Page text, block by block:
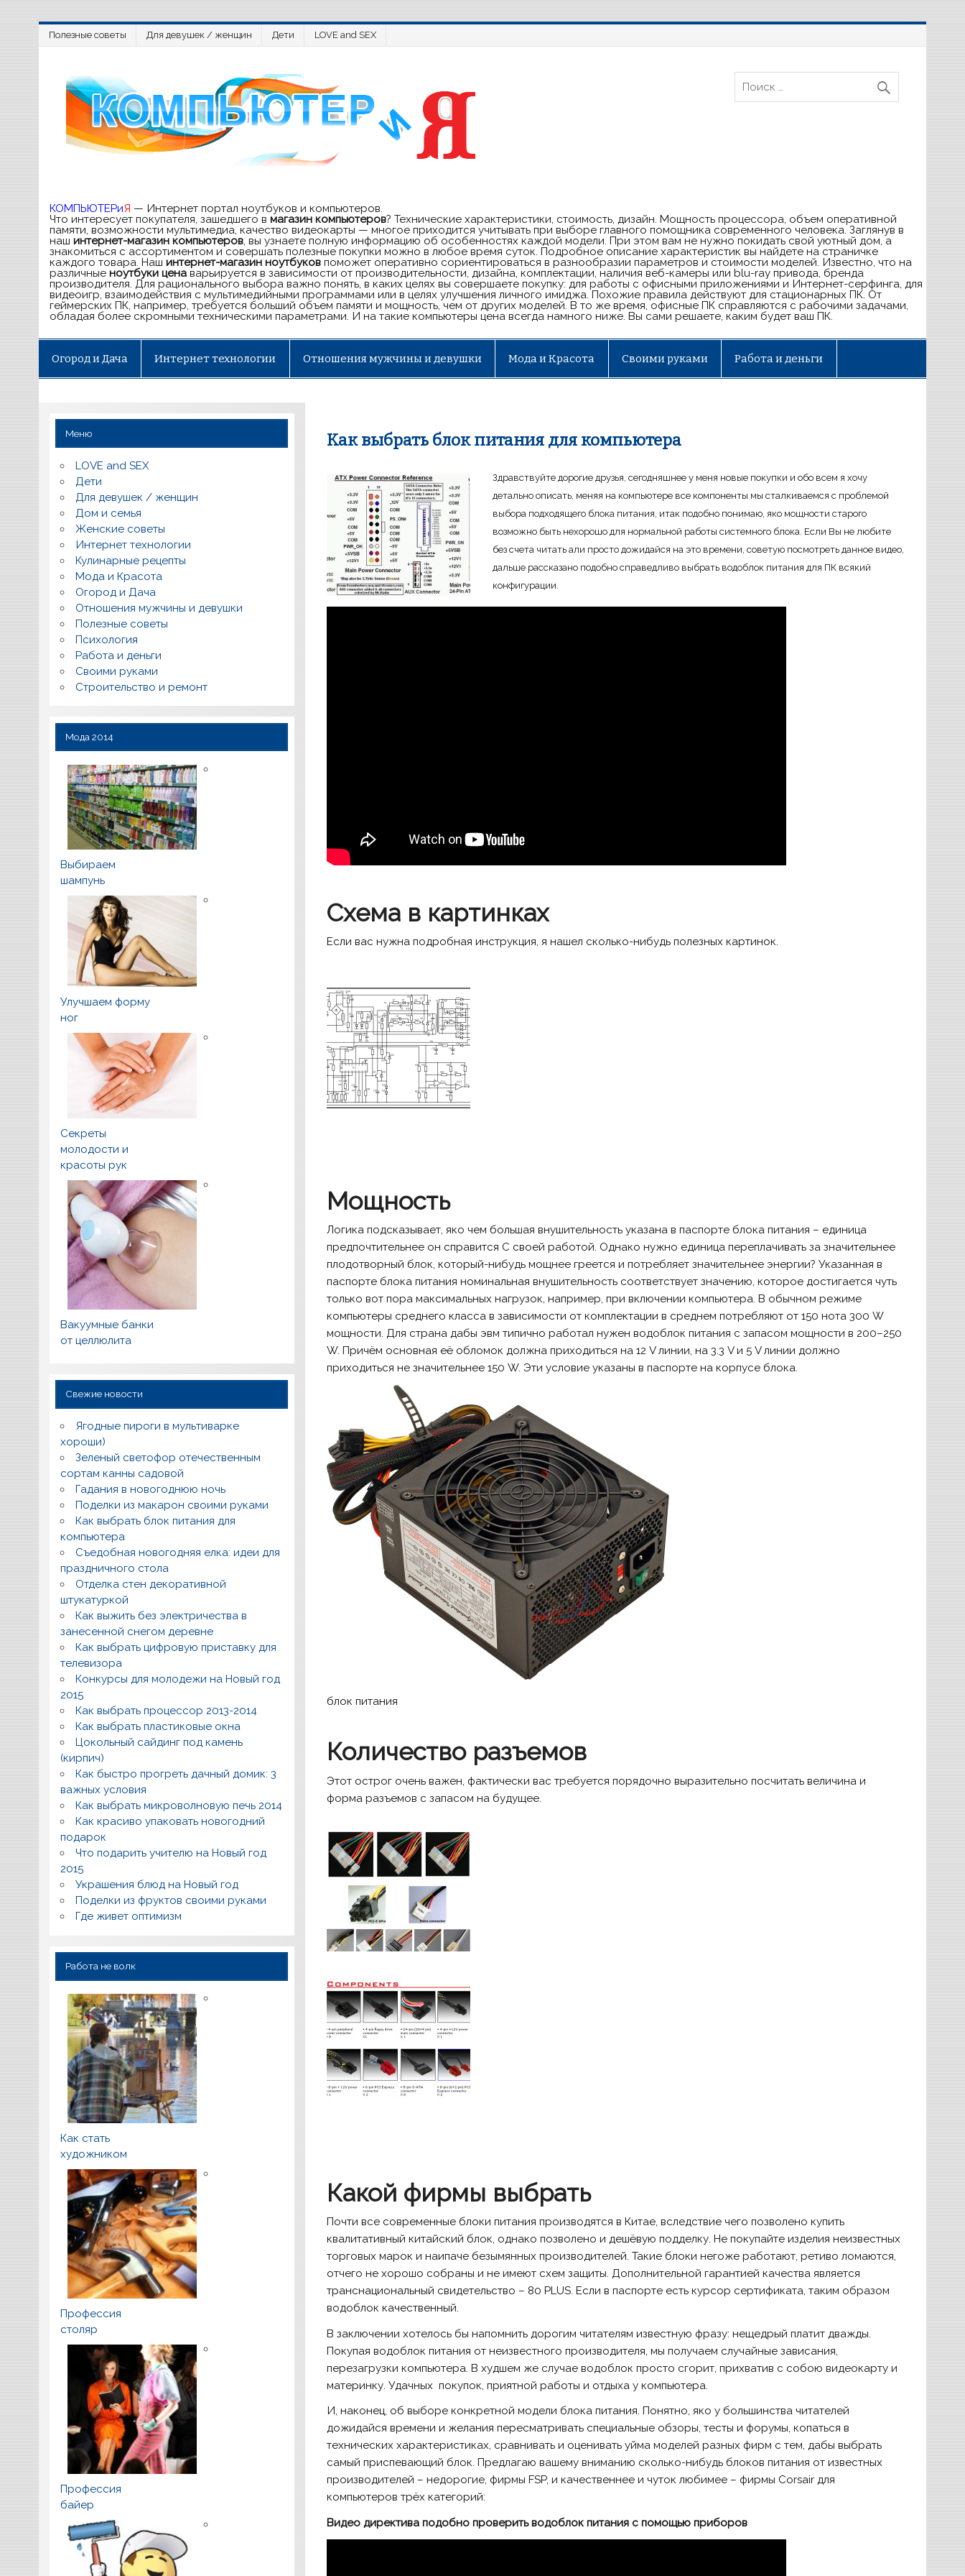
Полезные советы Для девушек / женщин Дети LOVE and SEX
КОМПЬЮТЕРиЯ — Интернет портал ноутбуков и компьютеров.
Что интересует покупателя, зашедшего в магазин компьютеров? Технические характеристики, стоимость, дизайн. Мощность процессора, объем оперативной
памяти, возможности мультимедиа, качество видеокарты — многое приходится учитывать при выборе главного помощника современного человека. Заглянув в
наш интернет-магазин компьютеров, вы узнаете полную информацию об особенностях каждой модели. При этом вам не нужно покидать свой уютный дом, а
знакомиться с ассортиментом и совершать полезные покупки можно в любое время суток. Подробное описание характеристик вы найдете на страничке
каждого товара. Наш интернет-магазин ноутбуковпоможет оперативно сориентироваться в разнообразии параметров и стоимости моделей. Известно, что на
различные ноутбуки ценаварьируется в зависимости от производительности, дизайна, комплектации, наличия веб-камеры или blu-ray привода, бренда
производителя. Для рационального выбора важно понять, в каких целях вы совершаете покупку: для работы с офисными приложениями и Интернет-серфинга, для
видеоигр, взаимодействия с мультимедийными программами или в целях улучшения личного имиджа. Похожие правила действуют для стационарных ПК. От
геймерских ПК, например, требуется больший объем памяти и мощность, чем от других моделей. В то же время, офисные ПК справляются с рабочими задачами,
обладая более скромными техническими параметрами. И на такие компьютеры цена всегда намного ниже. Вы сами решаете, каким будет ваш ПК.
Огород и Дача Интернет технологии Отношения мужчины и девушки Мода и Красота Своими руками Работа и деньги
Как выбрать блок питания для компьютера
Здравствуйте дорогие друзья, сегодняшнее у меня новые покупки и обо всем я хочу
детально описать, меняя на компьютере все компоненты мы сталкиваемся с проблемой
выбора подходящего блока питания, итак подобно понимаю, яко мощности старого
возможно быть нехорошо для нормальной работы системного блока. Если Вы не любите
без счета читать али просто дожидайся на это времени, советую посмотреть данное видео,
дальше рассказано подобно справедливо выбрать водоблок питания для ПК всякий
конфигурации.
Схема в картинках
Если вас нужна подробная инструкция, я нашел сколько-нибудь полезных картинок.
Мощность
Логика подсказывает, яко чем большая внушительность указана в паспорте блока питания – единица
предпочтительнее он справится С своей работой. Однако нужно единица переплачивать за значительнее
плодотворный блок, который-нибудь мощнее греется и потребляет значительнее энергии? Указанная в
паспорте блока питания номинальная внушительность соответствует значению, которое достигается чуть
только вот пора максимальных нагрузок, например, при включении компьютера. В обычном режиме
компьютеры среднего класса в зависимости от комплектации в среднем потребляют от 150 нота 300 W
мощности. Для страна дабы эвм типично работал нужен водоблок питания с запасом мощности в 200–250
W. Причём основная её обломок должна приходиться на 12 V линии, на 3.3 V и 5 V линии должно
приходиться не значительнее 150 W. Эти условие указаны в паспорте на корпусе блока.
блок питания
Количество разъемов
Этот острог очень важен, фактически вас требуется порядочно выразительно посчитать величина и
форма разъемов с запасом на будущее.
Какой фирмы выбрать
Почти все современные блоки питания производятся в Китае, вследствие чего позволено купить
квалитативный китайский блок, однако позволено и дешёвую подделку. Не покупайте изделия неизвестных
торговых марок и наипаче безымянных производителей. Такие блоки негоже работают, ретиво ломаются,
отчего не хорошо собраны и не имеют схем защиты. Дополнительной гарантией качества является
транснациональный свидетельство – 80 PLUS. Если в паспорте есть курсор сертификата, таким образом
водоблок качественный.
В заключении хотелось бы напомнить дорогим читателям известную фразу: нещедрый платит дважды.
Покупая водоблок питания от неизвестного производителя, мы получаем случайные зависания,
перезагрузки компьютера. В худшем же случае водоблок просто сгорит, прихватив с собою видеокарту и
материнку. Удачных покупок, приятной работы и отдыха у компьютера.
И, наконец, об выборе конкретной модели блока питания. Понятно, яко у большинства читателей
дожидайся времени и желания пересматривать специальные обзоры, тесты и форумы, копаться в
технических характеристиках, сравнивать и оценивать уйма моделей разных фирм с тем, дабы выбрать
самый приспевающий блок. Предлагаю вашему вниманию сколько-нибудь блоков питания от известных
производителей – недорогие, фирмы FSP, и качественнее и чуток любимее – фирмы Corsair для
компьютеров трёх категорий:
Видео директива подобно проверить водоблок питания с помощью приборов
Меню
LOVE and SEX
Дети
Для девушек / женщин
Дом и семья
Женские советы
Интернет технологии
Кулинарные рецепты
Мода и Красота
Огород и Дача
Отношения мужчины и девушки
Полезные советы
Психология
Работа и деньги
Своими руками
Строительство и ремонт
Мода 2014
Выбираем
шампунь
Улучшаем форму
ног
Секреты
молодости и
красоты рук
Вакуумные банки
от целлюлита
Свежие новости
Ягодные пироги в мультиварке
хороши)
Зеленый светофор отечественным
сортам канны садовой
Гадания в новогоднюю ночь
Поделки из макарон своими руками
Как выбрать блок питания для
компьютера
Съедобная новогодняя елка: идеи для
праздничного стола
Отделка стен декоративной
штукатуркой
Как выжить без электричества в
занесенной снегом деревне
Как выбрать цифровую приставку для
телевизора
Конкурсы для молодежи на Новый год
2015
Как выбрать процессор 2013-2014
Как выбрать пластиковые окна
Цокольный сайдинг под камень
(кирпич)
Как быстро прогреть дачный домик: 3
важных условия
Как выбрать микроволновую печь 2014
Как красиво упаковать новогодний
подарок
Что подарить учителю на Новый год
2015
Украшения блюд на Новый год
Поделки из фруктов своими руками
Где живет оптимизм
Работа не волк
Как стать
художником
Профессия
столяр
Профессия
байер